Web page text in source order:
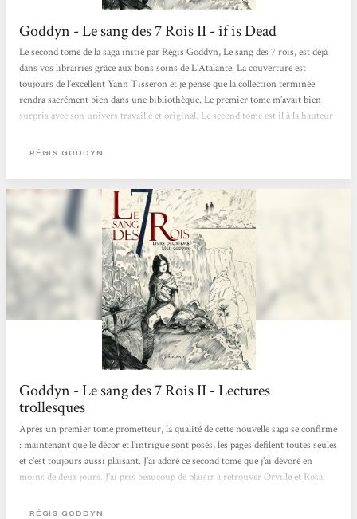
Goddyn - Le sang des 7 Rois II - if is Dead
Le second tome de la saga initié par Régis Goddyn, Le sang des 7 rois, est déjà
dans vos librairies grâce aux bons soins de L'Atalante. La couverture est
toujours de l’excellent Yann Tisseron et je pense que la collection terminée
rendra sacrément bien dans une bibliothèque. Le premier tome m’avait bien
surpris avec son univers travaillé et original. Le second tome est il à la hauteur
laissé, je vais donc vous faire la grâce d’un gros...
RÉGIS GODDYN
Goddyn - Le sang des 7 Rois II - Lectures
trollesques
Après un premier tome prometteur, la qualité de cette nouvelle saga se confirme
: maintenant que le décor et l'intrigue sont posés, les pages défilent toutes seules
et c'est toujours aussi plaisant. J'ai adoré ce second tome que j'ai dévoré en
moins de deux jours. J'ai pris beaucoup de plaisir à retrouver Orville et Rosa.
sont loin d'être les seuls. Dans ce tome, l'intrigue se développe sur plusieurs
RÉGIS GODDYN